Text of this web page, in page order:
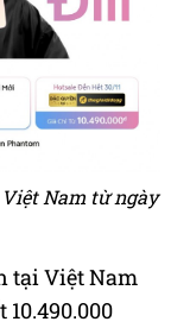
Nam từ ngày
tại Việt Nam